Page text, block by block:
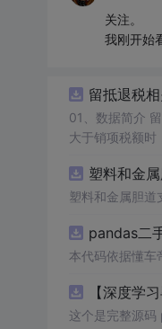
关注。
我刚开始
留抵退税
01、数据简介 留抵退税是对于暂时未能进行抵扣的增值税，但将来可以抵扣的“进项”增值税进行提前退还。这种情况通常出现在进项税额
大于销项税额时，
塑料和金
塑料和金属胆道
pandas二
本代码依据懂车
【深度学
这个是完整源